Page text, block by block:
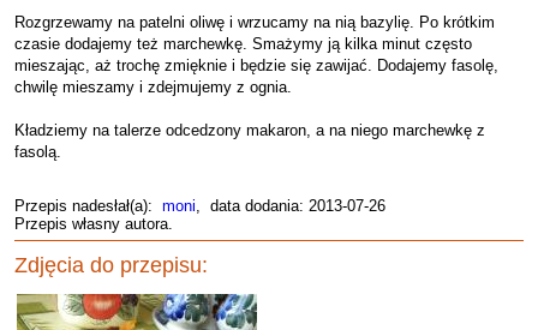
Rozgrzewamy na patelni oliwę i wrzucamy na nią bazylię. Po krótkim
czasie dodajemy też marchewkę. Smażymy ją kilka minut często
mieszając, aż trochę zmięknie i będzie się zawijać. Dodajemy fasolę,
chwilę mieszamy i zdejmujemy z ognia.
Kładziemy na talerze odcedzony makaron, a na niego marchewkę z
fasolą.
Przepis nadesłał(a): moni, data dodania: 2013-07-26
Przepis własny autora.
Zdjęcia do przepisu: